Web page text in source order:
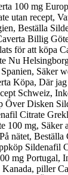
100 mg
utan recept,
Beställa
Billig
för att köpa
Nu
Säker
Köpa, Där
Schweiz,
Över Disken
Citrate
100 mg,
nätet,
mg Portugal,
piller